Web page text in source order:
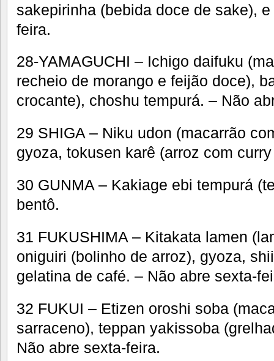
sakepirinha (bebida doce de sake),
feira.
28-YAMAGUCHI – Ichigo daifuku
recheio de morango e feijão doce),
crocante), choshu tempurá. – Não
29 SHIGA – Niku udon (macarrão
gyoza, tokusen karê (arroz com
30 GUNMA – Kakiage ebi tempurá
bentô.
31 FUKUSHIMA – Kitakata lamen
oniguiri (bolinho de arroz), gyoza,
gelatina de café. – Não abre sexta-
32 FUKUI – Etizen oroshi soba
sarraceno), teppan yakissoba
Não abre sexta-feira.